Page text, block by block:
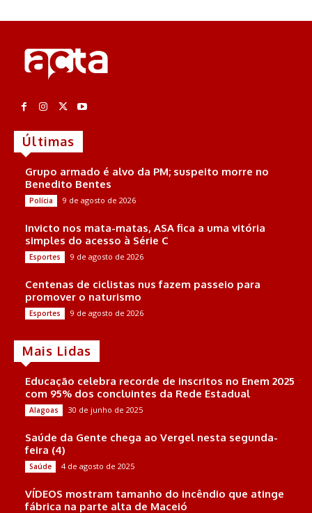
Últimas
Grupo armado é alvo da PM; suspeito morre no
Benedito Bentes
Polícia 9 de agosto de 2026
Invicto nos mata-matas, ASA fica a uma vitória
simples do acesso à Série C
Esportes 9 de agosto de 2026
Centenas de ciclistas nus fazem passeio para
promover o naturismo
Esportes 9 de agosto de 2026
Mais Lidas
Educação celebra recorde de inscritos no Enem 2025
com 95% dos concluintes da Rede Estadual
Alagoas 30 de junho de 2025
Saúde da Gente chega ao Vergel nesta segunda-
feira (4)
Saúde 4 de agosto de 2025
VÍDEOS mostram tamanho do incêndio que atinge
fábrica na parte alta de Maceió